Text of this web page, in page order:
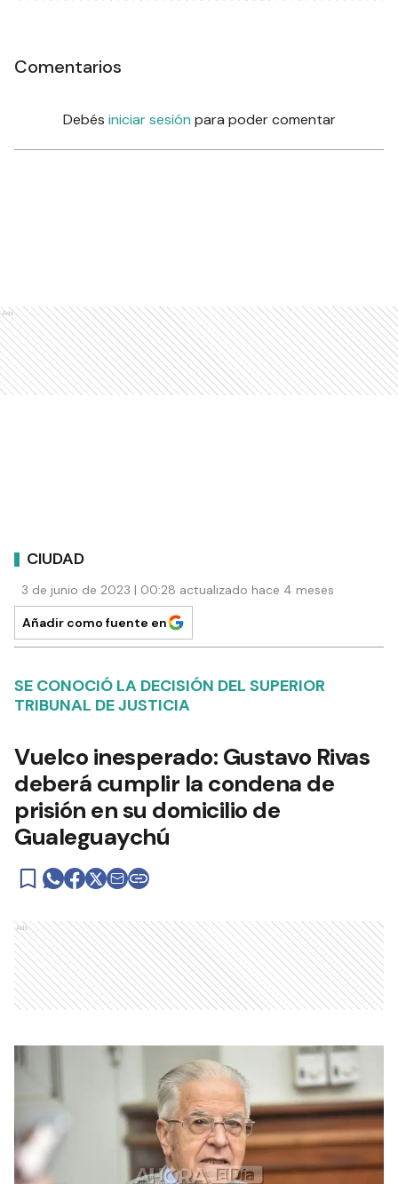
Comentarios
Debés iniciar sesión para poder comentar
Ads
CIUDAD
3 de junio de 2023 | 00:28 actualizado hace 4 meses
Añadir como fuente en
SE CONOCIÓ LA DECISIÓN DEL SUPERIOR
TRIBUNAL DE JUSTICIA
Vuelco inesperado: Gustavo Rivas
deberá cumplir la condena de
prisión en su domicilio de
Gualeguaychú
Ads